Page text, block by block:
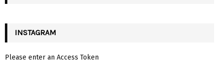
INSTAGRAM
Please enter an Access Token